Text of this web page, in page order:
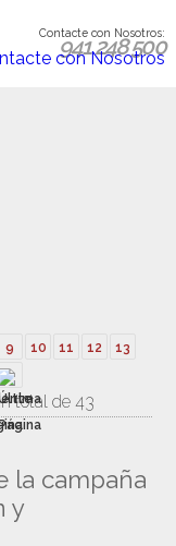
Contacte con Nosotros:
941 248 500
9 10 11 12
13
total de 43
la campaña
y